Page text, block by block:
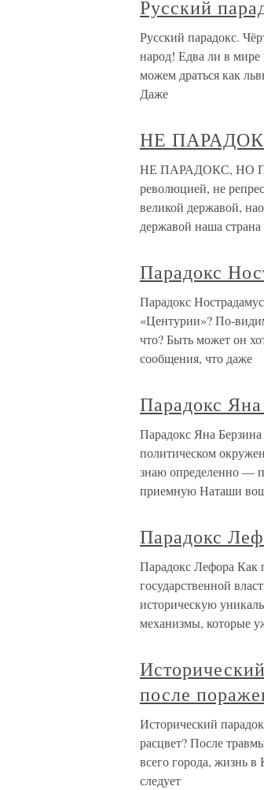
Русский
Русский парадокс.
народ! Едва ли в
можем драться как
Даже
НЕ
НЕ ПАРАДОКС, НО
революцией, не
великой державой,
державой наша страна
Парадокс
Парадокс
«Центурии»? По-
что? Быть может он
сообщения, что даже
Парадокс
Парадокс Яна
политическом
знаю определенно —
приемную Наташи
Парадокс
Парадокс Лефора Как
государственной
историческую
механизмы, которые
после
Исторический
расцвет? После
всего города, жизнь
следует